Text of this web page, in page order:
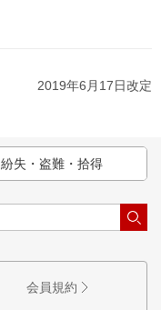
2019年6月17日改定
紛失・盗難・拾得
会員規約